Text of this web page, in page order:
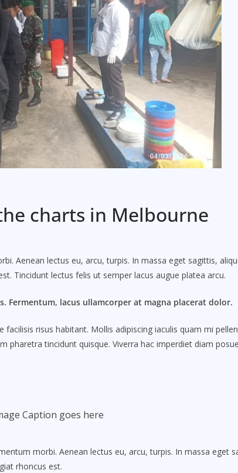
charts in Melbourne
Aenean lectus eu, arcu, turpis. In massa eget sagittis,
Tincidunt lectus felis ut semper lacus augue platea arcu.
Fermentum, lacus ullamcorper at magna placerat dolor.
risus habitant. Mollis adipiscing iaculis quam mi
tincidunt quisque. Viverra hac imperdiet diam
Caption goes here
morbi. Aenean lectus eu, arcu, turpis. In massa eget
rhoncus est.